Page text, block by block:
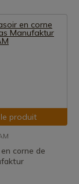
produit
corne de